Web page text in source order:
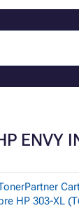
ENVY
HP 303-XL